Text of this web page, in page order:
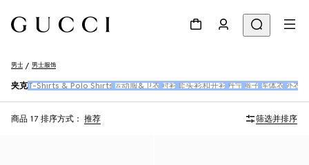
男士 男士服饰
夹克 T-Shirts & Polo Shirts 运动服&卫衣 衬衫 套头衫和开衫 丹宁 裤子 连体衣 外衣
商品 17 排序方式： 推荐 筛选并排序